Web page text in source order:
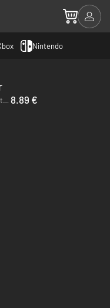
Nintendo
Volcano Princess - PC (Steam) 8.89 €